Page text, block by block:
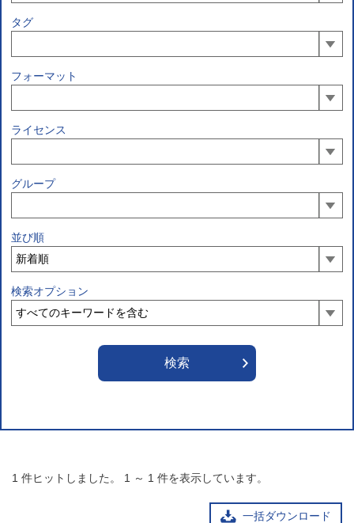
タグ
フォーマット
ライセンス
グループ
並び順
検索オプション
1 件ヒットしました。 1 ～ 1 件を表示しています。
一括ダウンロード